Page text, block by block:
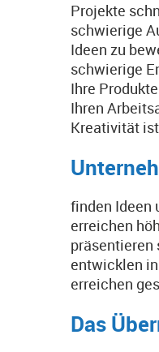
Projekte
schwierige
Ideen zu
schwierige
Ihre
Ihren
Kreativität
finden Ideen
erreichen
präsentieren
entwicklen
erreichen
Das